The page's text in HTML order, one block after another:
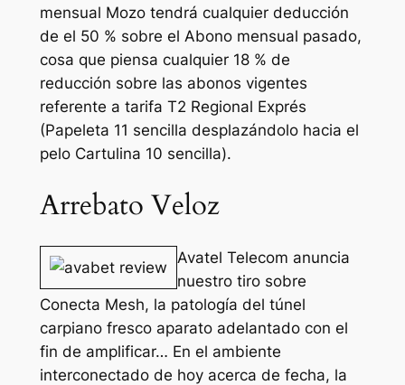
mensual Mozo tendrá cualquier deducción
de el 50 % sobre el Abono mensual pasado,
cosa que piensa cualquier 18 % de
reducción sobre las abonos vigentes
referente a tarifa T2 Regional Exprés
(Papeleta 11 sencilla desplazándolo hacia el
pelo Cartulina 10 sencilla).
Arrebato Veloz
Avatel Telecom anuncia
nuestro tiro sobre
Conecta Mesh, la patologí­a del túnel
carpiano fresco aparato adelantado con el
fin de amplificar… En el ambiente
interconectado de hoy acerca de fecha, la